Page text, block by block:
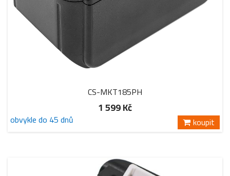
CS-MKT185PH
1 599 Kč
obvykle do 45 dnů koupit